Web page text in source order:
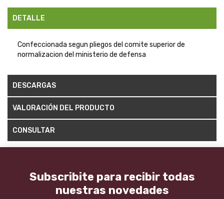
DETALLE
Confeccionada segun pliegos del comite superior de
normalizacion del ministerio de defensa
DESCARGAS
VALORACIÓN DEL PRODUCTO
CONSULTAR
Subscribite para recibir todas
nuestras novedades